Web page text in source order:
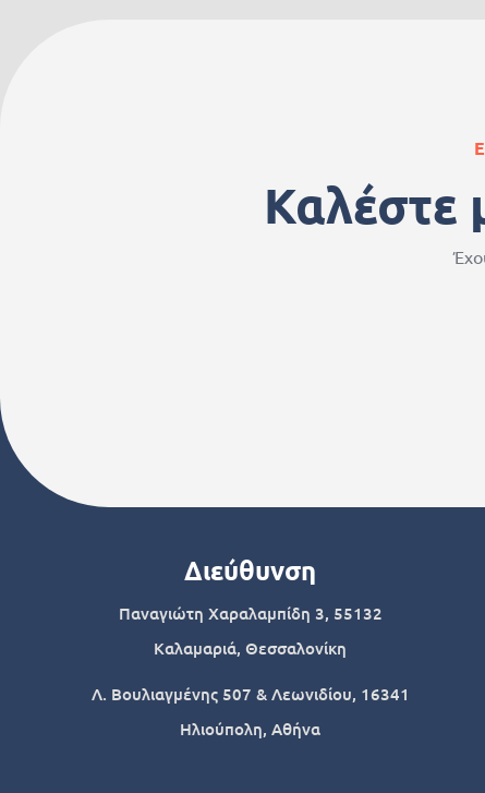
Καλέστε
Διεύθυνση
Παναγιώτη Χαραλαμπίδη 3, 55132
Καλαμαριά, Θεσσαλονίκη
Λ. Βουλιαγμένης 507 & Λεωνιδίου, 16341
Ηλιούπολη, Αθήνα